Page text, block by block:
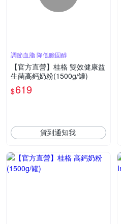
調節血脂 降低膽固醇
【官方直營】桂格 雙效健康益
生菌高鈣奶粉(1500g/罐)
$619
貨到通知我